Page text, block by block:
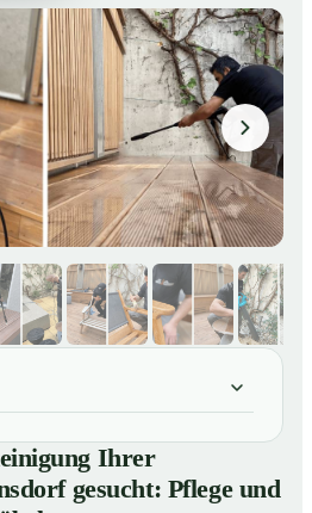
Ihrer Holzterrase in
und ölen der Gartenmöbel
Holzterrassen in Arnsdorf
Ihrer
gesucht: Pflege und